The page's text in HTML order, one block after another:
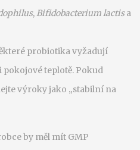
,Bifidobacterium lactisa
probiotika vyžadují
teplotě. Pokud
výroky jako „stabilní na
by měl mít GMP